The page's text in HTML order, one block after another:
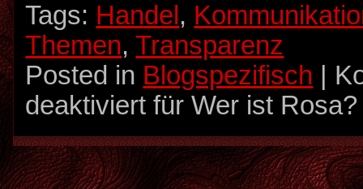
Tags: Handel ,
Themen,Transparenz
Posted in Blogspezifisch
deaktiviert für Wer ist Rosa?